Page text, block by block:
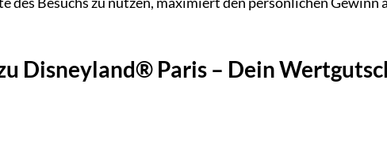
Disneyland® Paris – Dein